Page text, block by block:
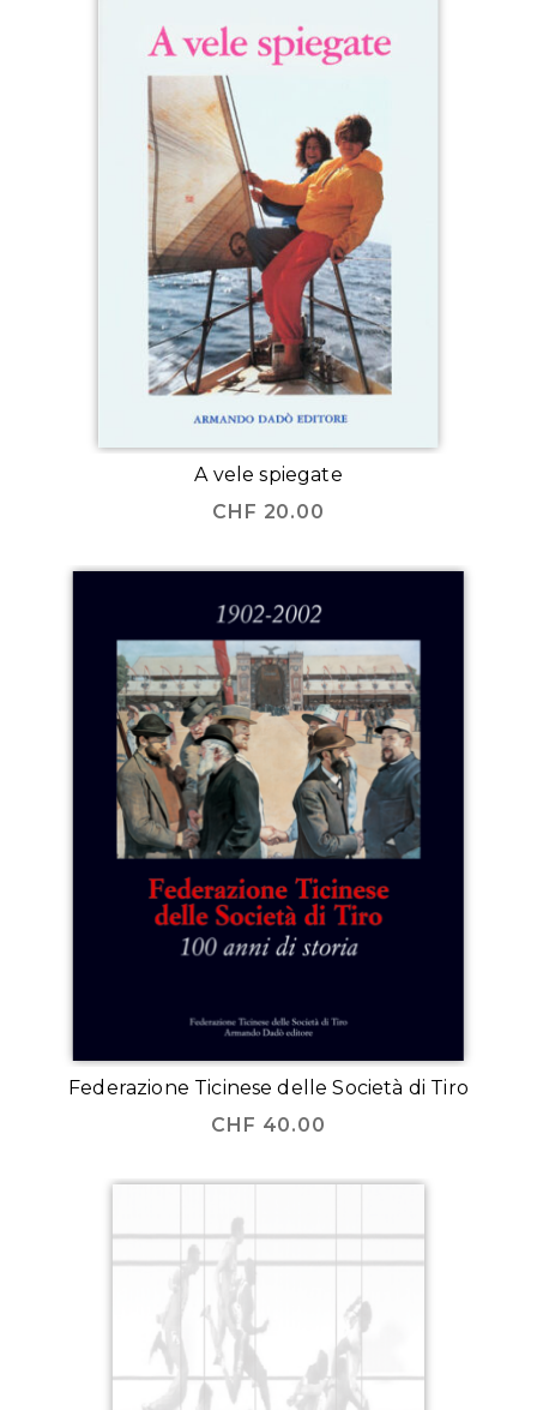
A vele spiegate
CHF 20.00
Federazione Ticinese delle Società di Tiro
CHF 40.00